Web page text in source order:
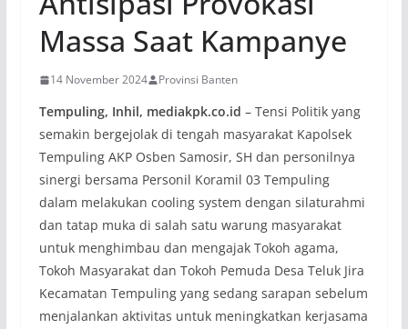
Massa Saat Kampanye
14 November 2024 Provinsi Banten
Tempuling, Inhil, mediakpk.co.id – Tensi Politik yang
semakin bergejolak di tengah masyarakat Kapolsek
Tempuling AKP Osben Samosir, SH dan personilnya
sinergi bersama Personil Koramil 03 Tempuling
dalam melakukan cooling system dengan silaturahmi
dan tatap muka di salah satu warung masyarakat
untuk menghimbau dan mengajak Tokoh agama,
Tokoh Masyarakat dan Tokoh Pemuda Desa Teluk Jira
Kecamatan Tempuling yang sedang sarapan sebelum
menjalankan aktivitas untuk meningkatkan kerjasama